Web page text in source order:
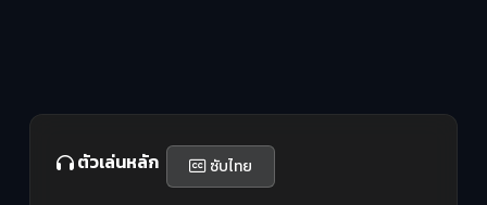
ตัวเล่นหลัก ซับไทย